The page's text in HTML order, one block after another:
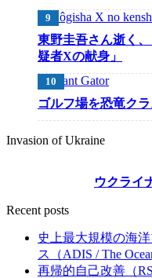
東野圭吾さん逝く
疑者Xの献身」
ゴルフ場を恐竜ク
Invasion of Ukraine
ウクライ
Recent posts
史上最大規模の海
ス（ADIS / The
再帰的自己改善（